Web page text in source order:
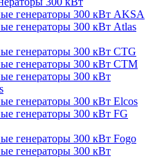
генераторы 300 кВт AKSA
генераторы 300 кВт Atlas
генераторы 300 кВт CTG
генераторы 300 кВт CTM
генераторы 300 кВт
генераторы 300 кВт Elcos
генераторы 300 кВт FG
генераторы 300 кВт Fogo
генераторы 300 кВт